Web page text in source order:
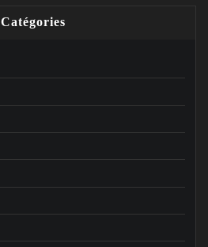
Catégories